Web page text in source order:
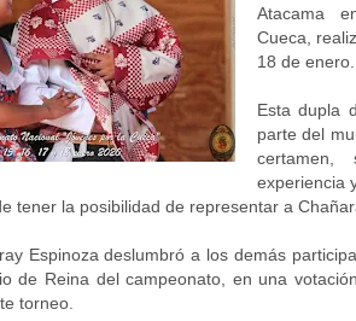
Atacama
Cueca,
18 de enero.
Esta dupla
parte del
experiencia
tener la posibilidad de representar a
Espinoza deslumbró a los demás
de Reina del campeonato, en una
torneo.